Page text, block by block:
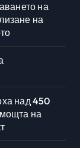
на
на
над 450
на